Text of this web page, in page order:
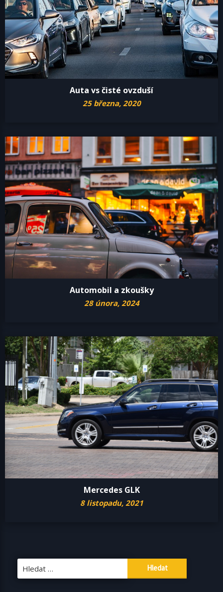
Auta vs čisté ovzduší
25 března, 2020
Automobil a zkoušky
28 února, 2024
Mercedes GLK
8 listopadu, 2021
Vyhledávání